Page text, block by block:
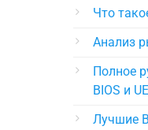
Что
Анализ
Полное
BIOS и
Лучшие